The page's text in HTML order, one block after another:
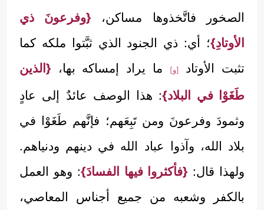
الصخور فاتَّخذوها مساكن، {وفرعونَ ذي
الأوتادِ}؛ أي: ذي الجنود الذي ثبَّتوا ملكه كما
تثبت الأوتاد
[و] ما يراد إمساكه بها، {الذين
طَغَوْا في البلاد}: هذا الوصف عائدٌ إلى عادٍ
وثمودَ وفرعونَ ومن تَبِعَهم؛ فإنَّهم طَغَوْا في
بلاد الله، وآذوا عباد الله في دينهم ودنياهم.
ولهذا قال: {فأكثروا فيها الفسادَ}: وهو العمل
بالكفر وشعبه من جميع أجناس المعاصي،